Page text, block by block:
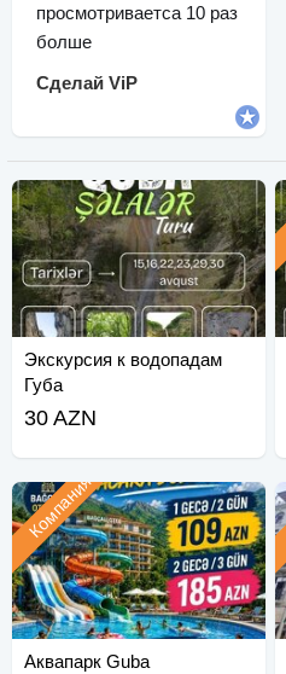
просмотриваетса 10 раз
болше
Сделай ViP
Экскурсия к водопадам
Губа
30 AZN
Аквапарк Guba
Компания